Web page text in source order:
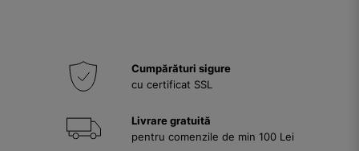
Cumpărături sigure
cu certificat SSL
Livrare gratuită
pentru comenzile de min 100 Lei